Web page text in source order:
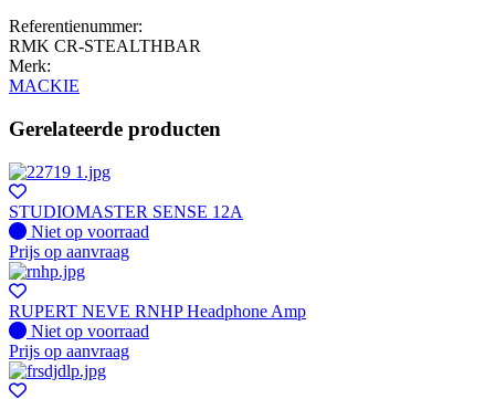
Referentienummer:
RMK CR-STEALTHBAR
Merk:
MACKIE
Gerelateerde producten
STUDIOMASTER SENSE 12A
Fysiek voorradig
Niet op voorraad
Prijs op aanvraag
RUPERT NEVE RNHP Headphone Amp
Fysiek voorradig
Niet op voorraad
Prijs op aanvraag